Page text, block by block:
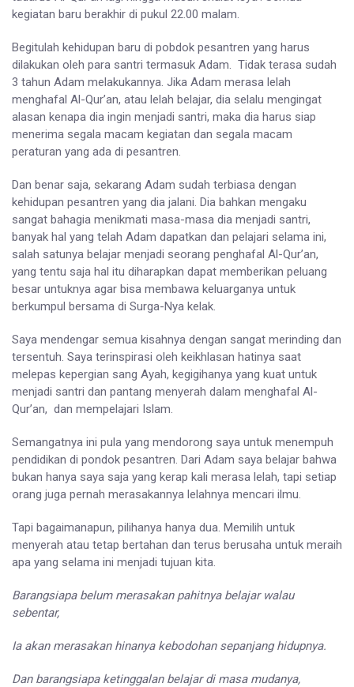
kegiatan baru berakhir di pukul 22.00 malam.
Begitulah kehidupan baru di pobdok pesantren yang harus
dilakukan oleh para santri termasuk Adam. Tidak terasa sudah
3 tahun Adam melakukannya. Jika Adam merasa lelah
menghafal Al-Qur’an, atau lelah belajar, dia selalu mengingat
alasan kenapa dia ingin menjadi santri, maka dia harus siap
menerima segala macam kegiatan dan segala macam
peraturan yang ada di pesantren.
Dan benar saja, sekarang Adam sudah terbiasa dengan
kehidupan pesantren yang dia jalani. Dia bahkan mengaku
sangat bahagia menikmati masa-masa dia menjadi santri,
banyak hal yang telah Adam dapatkan dan pelajari selama ini,
salah satunya belajar menjadi seorang penghafal Al-Qur’an,
yang tentu saja hal itu diharapkan dapat memberikan peluang
besar untuknya agar bisa membawa keluarganya untuk
berkumpul bersama di Surga-Nya kelak.
Saya mendengar semua kisahnya dengan sangat merinding dan
tersentuh. Saya terinspirasi oleh keikhlasan hatinya saat
melepas kepergian sang Ayah, kegigihanya yang kuat untuk
menjadi santri dan pantang menyerah dalam menghafal Al-
Qur’an, dan mempelajari Islam.
Semangatnya ini pula yang mendorong saya untuk menempuh
pendidikan di pondok pesantren. Dari Adam saya belajar bahwa
bukan hanya saya saja yang kerap kali merasa lelah, tapi setiap
orang juga pernah merasakannya lelahnya mencari ilmu.
Tapi bagaimanapun, pilihanya hanya dua. Memilih untuk
menyerah atau tetap bertahan dan terus berusaha untuk meraih
apa yang selama ini menjadi tujuan kita.
Barangsiapa belum merasakan pahitnya belajar walau
sebentar,
Ia akan merasakan hinanya kebodohan sepanjang hidupnya.
Dan barangsiapa ketinggalan belajar di masa mudanya,